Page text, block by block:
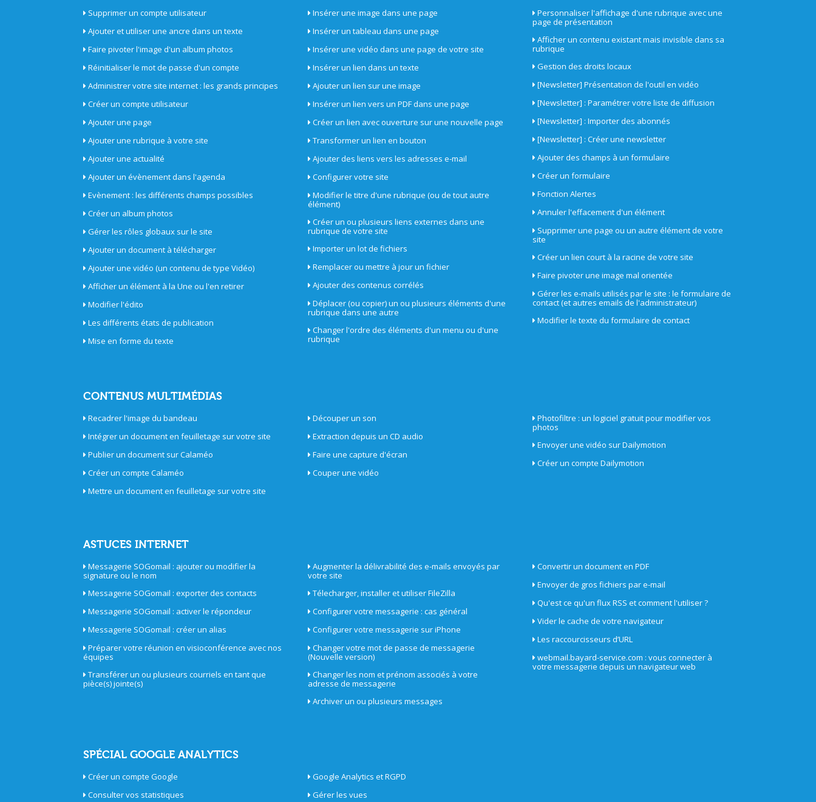
Supprimer un compte utilisateur
Ajouter et utiliser une ancre dans un texte
Faire pivoter l'image d'un album photos
Réinitialiser le mot de passe d'un compte
Administrer votre site internet : les grands principes
Créer un compte utilisateur
Ajouter une page
Ajouter une rubrique à votre site
Ajouter une actualité
Ajouter un évènement dans l'agenda
Evènement : les différents champs possibles
Créer un album photos
Gérer les rôles globaux sur le site
Ajouter un document à télécharger
Ajouter une vidéo (un contenu de type Vidéo)
Afficher un élément à la Une ou l'en retirer
Modifier l'édito
Les différents états de publication
Mise en forme du texte
Insérer une image dans une page
Insérer un tableau dans une page
Insérer une vidéo dans une page de votre site
Insérer un lien dans un texte
Ajouter un lien sur une image
Insérer un lien vers un PDF dans une page
Créer un lien avec ouverture sur une nouvelle page
Transformer un lien en bouton
Ajouter des liens vers les adresses e-mail
Configurer votre site
Modifier le titre d'une rubrique (ou de tout autre
élément)
Créer un ou plusieurs liens externes dans une
rubrique de votre site
Importer un lot de fichiers
Remplacer ou mettre à jour un fichier
Ajouter des contenus corrélés
Déplacer (ou copier) un ou plusieurs éléments d'une
rubrique dans une autre
Changer l'ordre des éléments d'un menu ou d'une
rubrique
Personnaliser l'affichage d'une rubrique avec une
page de présentation
Afficher un contenu existant mais invisible dans sa
rubrique
Gestion des droits locaux
[Newsletter] Présentation de l'outil en vidéo
[Newsletter] : Paramétrer votre liste de diffusion
[Newsletter] : Importer des abonnés
[Newsletter] : Créer une newsletter
Ajouter des champs à un formulaire
Créer un formulaire
Fonction Alertes
Annuler l'effacement d'un élément
Supprimer une page ou un autre élément de votre
site
Créer un lien court à la racine de votre site
Faire pivoter une image mal orientée
Gérer les e-mails utilisés par le site : le formulaire de
contact (et autres emails de l'administrateur)
Modifier le texte du formulaire de contact
CONTENUS MULTIMÉDIAS
Recadrer l'image du bandeau
Intégrer un document en feuilletage sur votre site
Publier un document sur Calaméo
Créer un compte Calaméo
Mettre un document en feuilletage sur votre site
Découper un son
Extraction depuis un CD audio
Faire une capture d'écran
Couper une vidéo
Photofiltre : un logiciel gratuit pour modifier vos
photos
Envoyer une vidéo sur Dailymotion
Créer un compte Dailymotion
ASTUCES INTERNET
Messagerie SOGomail : ajouter ou modifier la
signature ou le nom
Messagerie SOGomail : exporter des contacts
Messagerie SOGomail : activer le répondeur
Messagerie SOGomail : créer un alias
Préparer votre réunion en visioconférence avec nos
équipes
Transférer un ou plusieurs courriels en tant que
pièce(s) jointe(s)
Augmenter la délivrabilité des e-mails envoyés par
votre site
Télecharger, installer et utiliser FileZilla
Configurer votre messagerie : cas général
Configurer votre messagerie sur iPhone
Changer votre mot de passe de messagerie
(Nouvelle version)
Changer les nom et prénom associés à votre
adresse de messagerie
Archiver un ou plusieurs messages
Convertir un document en PDF
Envoyer de gros fichiers par e-mail
Qu'est ce qu'un flux RSS et comment l'utiliser ?
Vider le cache de votre navigateur
Les raccourcisseurs d’URL
webmail.bayard-service.com : vous connecter à
votre messagerie depuis un navigateur web
SPÉCIAL GOOGLE ANALYTICS
Créer un compte Google
Consulter vos statistiques
Google Analytics et RGPD
Gérer les vues